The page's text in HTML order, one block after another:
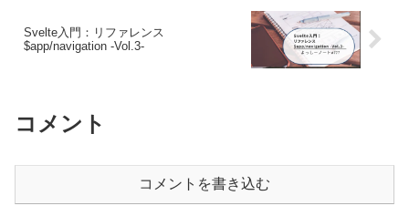
Svelte入門：リファレンス
$app/navigation -Vol.3-
コメント
コメントを書き込む